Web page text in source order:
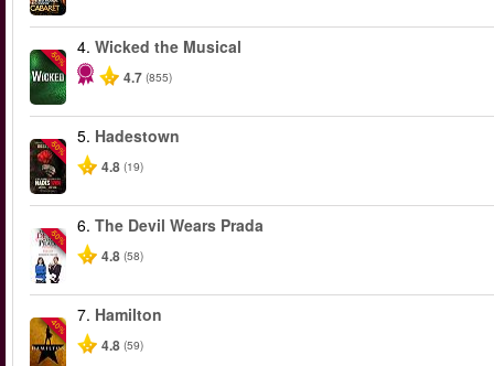
-50%
4. Wicked the Musical
4.7 (855)
-50%
5. Hadestown
4.8 (19)
-50%
6. The Devil Wears Prada
4.8 (58)
-40%
7. Hamilton
4.8 (59)